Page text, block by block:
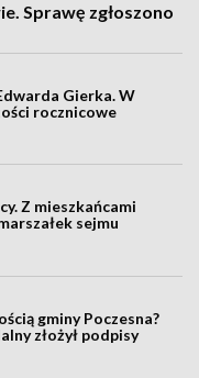
Sprawę zgłoszono
Gierka. W
rocznicowe
Z mieszkańcami
sejmu
gminy Poczesna?
złożył podpisy